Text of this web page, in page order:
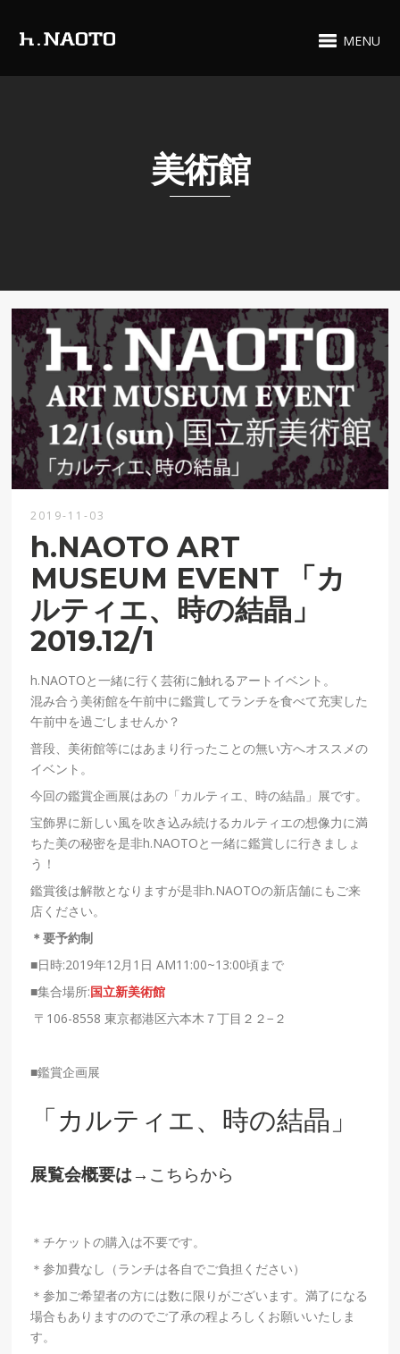
MENU
美術館
2019-11-03
h.NAOTO ART
MUSEUM EVENT 「カ
ルティエ、時の結晶」
2019.12/1
h.NAOTOと一緒に行く芸術に触れるアートイベント。
混み合う美術館を午前中に鑑賞してランチを食べて充実した
午前中を過ごしませんか？
普段、美術館等にはあまり行ったことの無い方へオススメの
イベント。
今回の鑑賞企画展はあの「カルティエ、時の結晶」展です。
宝飾界に新しい風を吹き込み続けるカルティエの想像力に満
ちた美の秘密を是非h.NAOTOと一緒に鑑賞しに行きましょ
う！
鑑賞後は解散となりますが是非h.NAOTOの新店舗にもご来
店ください。
＊要予約制
■日時:2019年12月1日 AM11:00~13:00頃まで
■集合場所:国立新美術館
〒106-8558 東京都港区六本木７丁目２２−２
■鑑賞企画展
「カルティエ、時の結晶」
展覧会概要は→ こちらから
＊チケットの購入は不要です。
＊参加費なし（ランチは各自でご負担ください）
＊参加ご希望者の方には数に限りがございます。満了になる
場合もありますののでご了承の程よろしくお願いいたしま
す。